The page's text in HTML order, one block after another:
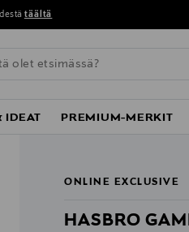
täältä
IDEAT PREMIUM-MERKIT
ONLINE EXCLUSIVE
HASBRO